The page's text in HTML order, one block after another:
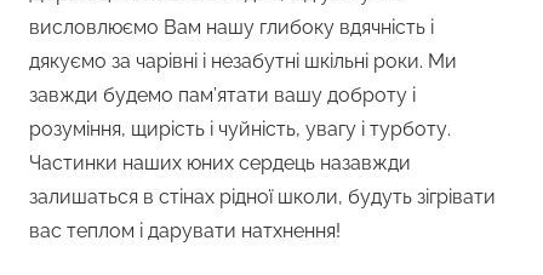
висловлюємо Вам нашу глибоку вдячність і
дякуємо за чарівні і незабутні шкільні роки. Ми
завжди будемо пам’ятати вашу доброту і
розуміння, щирість і чуйність, увагу і турботу.
Частинки наших юних сердець назавжди
залишаться в стінах рідної школи, будуть зігрівати
вас теплом і дарувати натхнення!